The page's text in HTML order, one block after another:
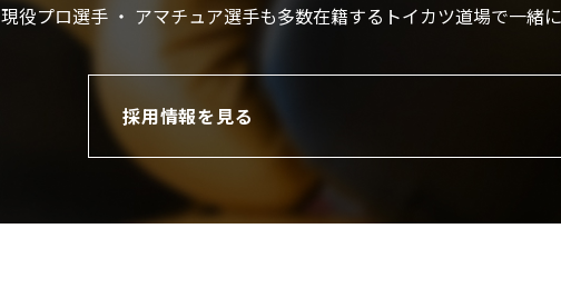
現役プロ選手 ・ アマチュア選手も多数在籍するトイカツ道場で一緒
採用情報を見る